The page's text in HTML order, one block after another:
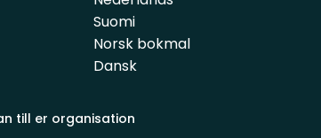
Suomi
Norsk bokmal
Dansk
till er organisation